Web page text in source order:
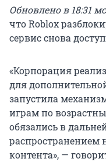
Обновлено в 18:31
что Roblox
сервис снова
«Корпорация
для
запустила
играм по
обязались в
распространением
контента», —